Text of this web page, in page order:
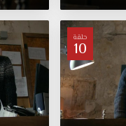
حلقة
10